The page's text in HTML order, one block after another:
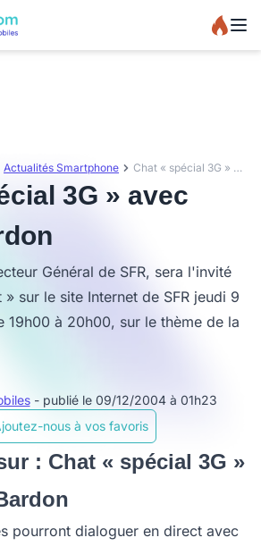
Actualités Smartphone Chat « spécial 3G » avec Pierre Bardon
3G » avec
Général de SFR, sera l'invité
sur le site Internet de SFR jeudi 9
19h00 à 20h00, sur le thème de la
- publié le 09/12/2004 à 01h23
nous à vos favoris
: Chat « spécial 3G »
pourront dialoguer en direct avec